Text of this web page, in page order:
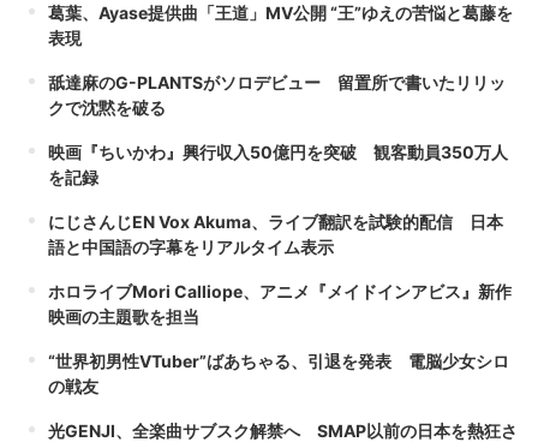
葛葉、Ayase提供曲「王道」MV公開 “王”ゆえの苦悩と葛藤を
表現
舐達麻のG-PLANTSがソロデビュー 留置所で書いたリリッ
クで沈黙を破る
映画『ちいかわ』興行収入50億円を突破 観客動員350万人
を記録
にじさんじEN Vox Akuma、ライブ翻訳を試験的配信 日本
語と中国語の字幕をリアルタイム表示
ホロライブMori Calliope、アニメ『メイドインアビス』新作
映画の主題歌を担当
“世界初男性VTuber”ばあちゃる、引退を発表 電脳少女シロ
の戦友
光GENJI、全楽曲サブスク解禁へ SMAP以前の日本を熱狂さ